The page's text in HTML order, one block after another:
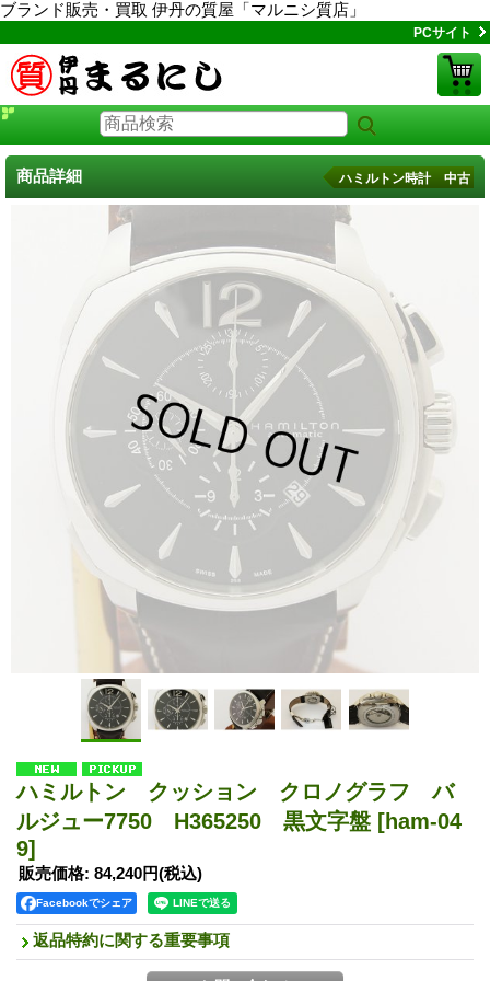
ブランド販売・買取 伊丹の質屋「マルニシ質店」
PCサイト
商品詳細 ハミルトン時計 中古
ハミルトン クッション クロノグラフ バ
ルジュー7750 H365250 黒文字盤 [ham-04
9]
販売価格: 84,240円(税込)
Facebookでシェア
返品特約に関する重要事項